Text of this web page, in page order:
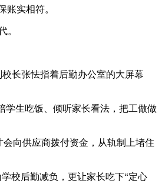
实相符。
。
长张怯指着后勤办公室的大屏幕
生吃饭、倾听家长看法，把工做做
向供应商拨付资金，从轨制上堵住
校后勤减负，更让家长吃下“定心